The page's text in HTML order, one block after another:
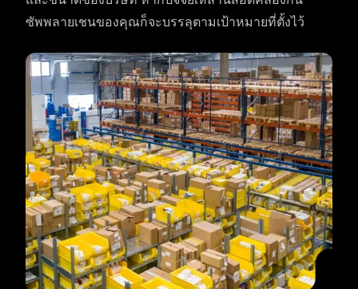
ซัพพลายเชนของคุณก็จะบรรลุตามเป้าหมายที่ตั้งไว้